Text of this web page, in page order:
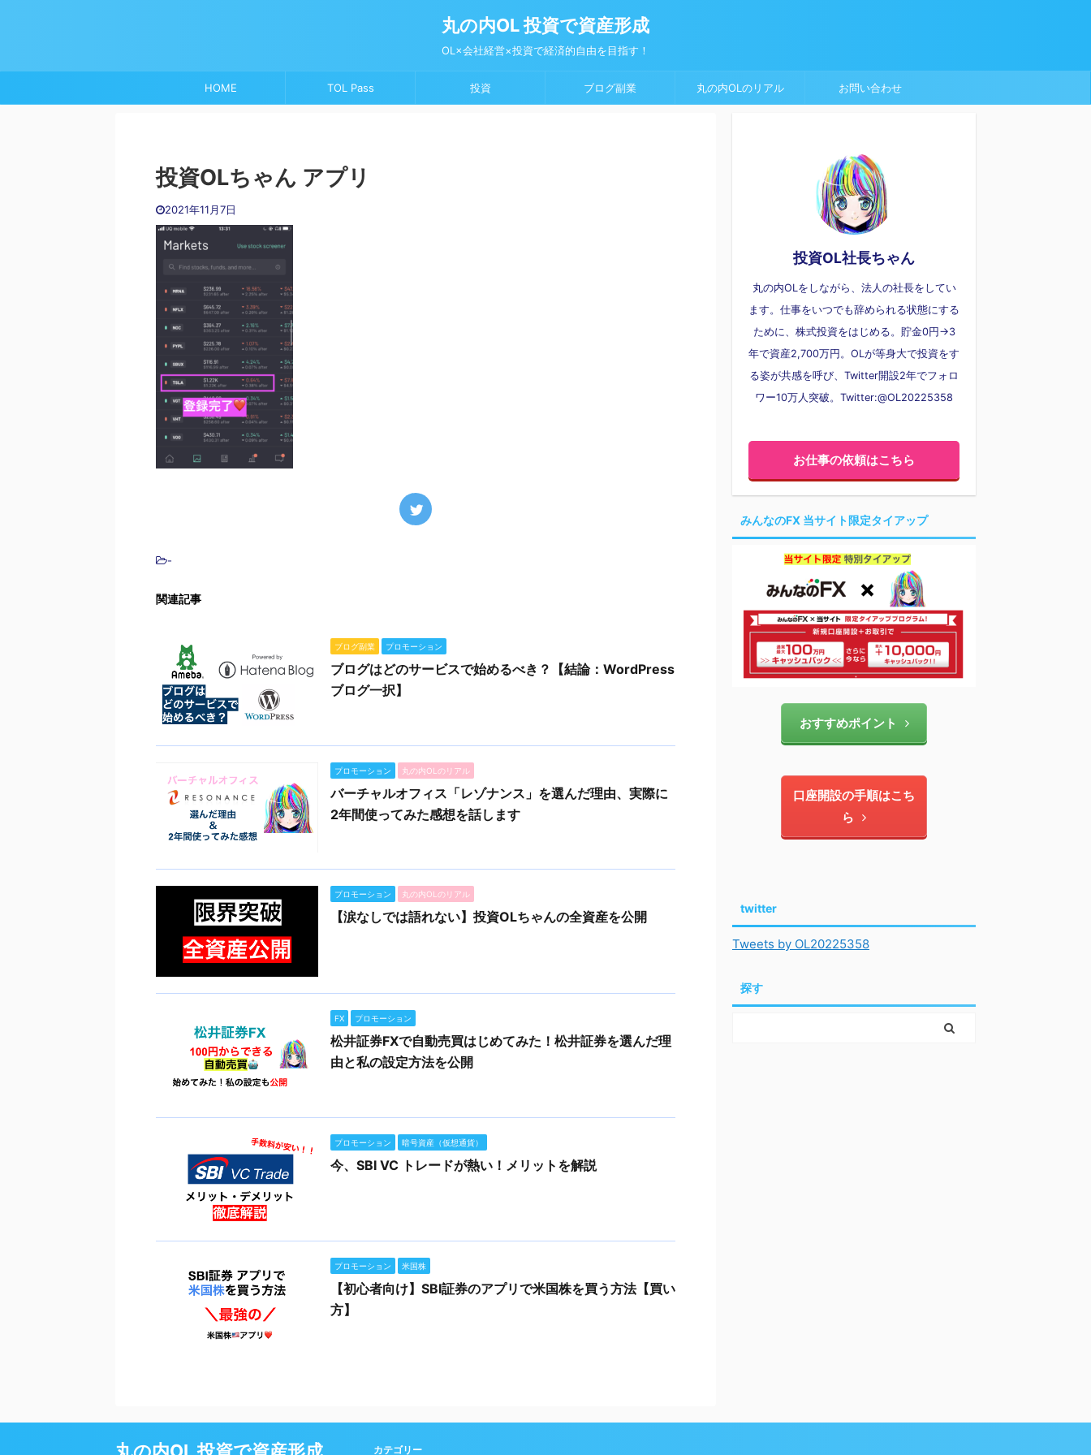
丸の内OL 投資で資産形成
OL×会社経営×投資で経済的自由を目指す！
HOME TOL Pass 投資 ブログ副業 丸の内OLのリアル お問い合わせ
投資OLちゃん アプリ
2021年11月7日
-
関連記事
ブログ副業 プロモーション
ブログはどのサービスで始めるべき？【結論：WordPress
ブログ一択】
プロモーション 丸の内OLのリアル
バーチャルオフィス「レゾナンス」を選んだ理由、実際に
2年間使ってみた感想を話します
プロモーション 丸の内OLのリアル
【涙なしでは語れない】投資OLちゃんの全資産を公開
FX プロモーション
松井証券FXで自動売買はじめてみた！松井証券を選んだ理
由と私の設定方法を公開
プロモーション 暗号資産（仮想通貨）
今、SBI VC トレードが熱い！メリットを解説
プロモーション 米国株
【初心者向け】SBI証券のアプリで米国株を買う方法【買い
方】
投資OL社長ちゃん
丸の内OLをしながら、法人の社長をしてい
ます。仕事をいつでも辞められる状態にする
ために、株式投資をはじめる。貯金0円→3
年で資産2,700万円。OLが等身大で投資をす
る姿が共感を呼び、Twitter開設2年でフォロ
ワー10万人突破。Twitter:@OL20225358
お仕事の依頼はこちら
みんなのFX 当サイト限定タイアップ
おすすめポイント
口座開設の手順はこち
ら
twitter
Tweets by OL20225358
探す
カテゴリー
丸の内OL 投資で資産形成